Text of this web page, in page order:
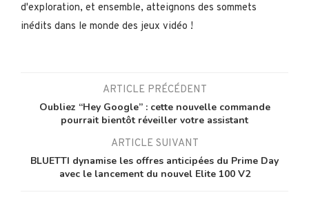
d'exploration, et ensemble, atteignons des sommets
inédits dans le monde des jeux vidéo !
ARTICLE PRÉCÉDENT
Oubliez “Hey Google” : cette nouvelle commande
pourrait bientôt réveiller votre assistant
ARTICLE SUIVANT
BLUETTI dynamise les offres anticipées du Prime Day
avec le lancement du nouvel Elite 100 V2